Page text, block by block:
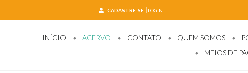
CADASTRE-SE LOGIN
INÍCIO ACERVO CONTATO QUEM SOMOS
MEIOS DE